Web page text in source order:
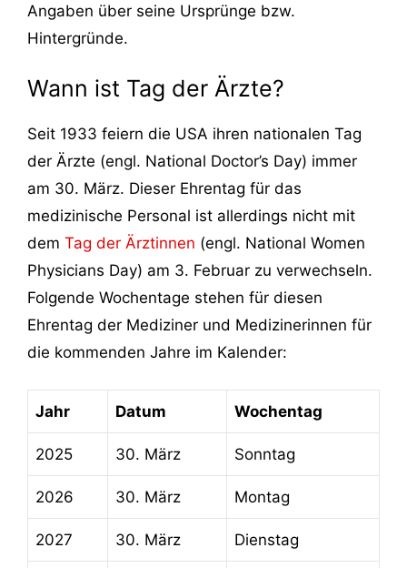
Angaben über seine Ursprünge bzw.
Hintergründe.
Wann ist Tag der Ärzte?
Seit 1933 feiern die USA ihren nationalen Tag
der Ärzte (engl. National Doctor’s Day) immer
am 30. März. Dieser Ehrentag für das
medizinische Personal ist allerdings nicht mit
dem Tag der Ärztinnen (engl. National Women
Physicians Day) am 3. Februar zu verwechseln.
Folgende Wochentage stehen für diesen
Ehrentag der Mediziner und Medizinerinnen für
die kommenden Jahre im Kalender:
Jahr Datum Wochentag
2025 30. März Sonntag
2026 30. März Montag
2027 30. März Dienstag